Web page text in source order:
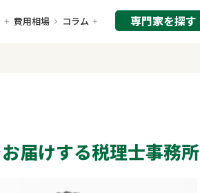
費用相場 コラム 専門家を探す
届けする税理士事務所